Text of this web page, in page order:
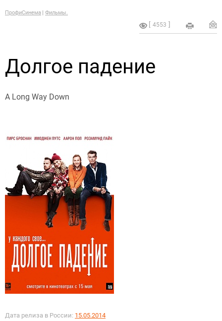
ПрофиСинема Фильмы.
4553
Долгое падение
A Long Way Down
Дата релиза в России: 15.05.2014